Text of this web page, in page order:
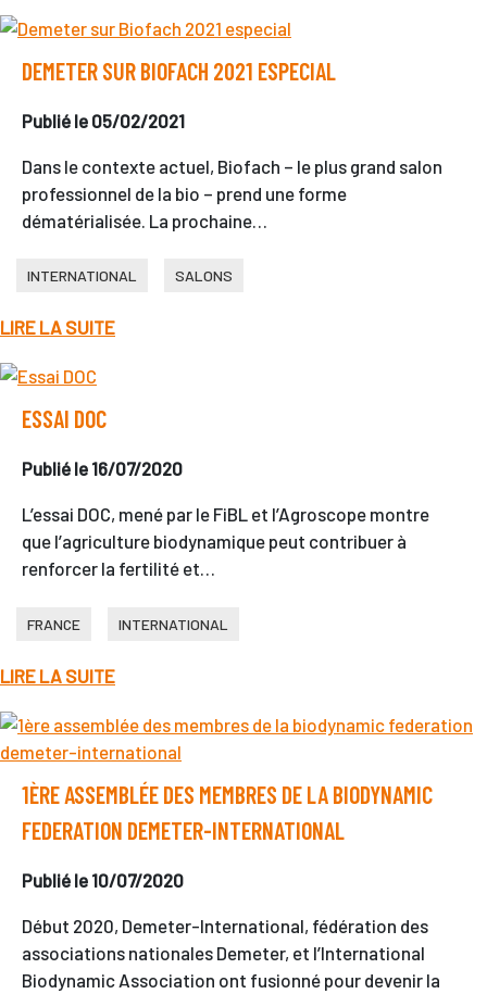
DEMETER SUR BIOFACH 2021 ESPECIAL
Publié le 05/02/2021
Dans le contexte actuel, Biofach – le plus grand salon
professionnel de la bio – prend une forme
dématérialisée. La prochaine…
INTERNATIONAL SALONS
LIRE LA SUITE
ESSAI DOC
Publié le 16/07/2020
L’essai DOC, mené par le FiBL et l’Agroscope montre
que l’agriculture biodynamique peut contribuer à
renforcer la fertilité et…
FRANCE INTERNATIONAL
LIRE LA SUITE
1ÈRE ASSEMBLÉE DES MEMBRES DE LA BIODYNAMIC
FEDERATION DEMETER-INTERNATIONAL
Publié le 10/07/2020
Début 2020, Demeter-International, fédération des
associations nationales Demeter, et l’International
Biodynamic Association ont fusionné pour devenir la